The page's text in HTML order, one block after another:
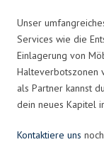
Unser
Services wie die
Einlagerung von
Halteverbotszonen
als Partner kannst
dein neues Kapitel
Kontaktiere uns